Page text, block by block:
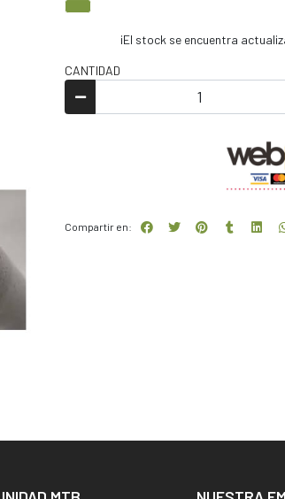
¡El stock se encuentra
CANTIDAD
Compartir en: